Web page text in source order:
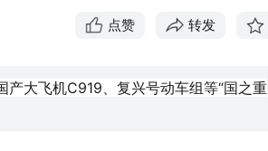
点赞 转发
产大飞机C919、复兴号动车组等“国之重